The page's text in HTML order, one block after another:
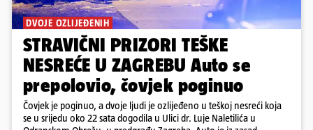
DVOJE OZLIJEĐENIH
STRAVIČNI PRIZORI TEŠKE
NESREĆE U ZAGREBU Auto se
prepolovio, čovjek poginuo
Čovjek je poginuo, a dvoje ljudi je ozlijeđeno u teškoj nesreći koja
se u srijedu oko 22 sata dogodila u Ulici dr. Luje Naletilića u